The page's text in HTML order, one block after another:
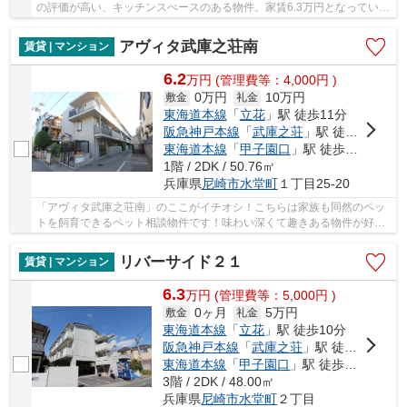
の評価が高い、キッチンスぺースのある物件。家賃6.3万円となっている
賃貸 | マンション
アヴィタ武庫之荘南
6.2万円 (管理費等：4,000円 )
敷金 0万円 礼金
10万円
東海道本線 「立花」駅 徒歩11分
阪急神戸本線 「武庫之荘」駅 徒歩18分
東海道本線 「甲子園口 」駅 徒歩30分
1階 / 2DK / 50.76㎡
兵庫県尼崎市水堂町１丁目25-20
「アヴィタ武庫之荘南」のここがイチオシ！こちらは家族も同然のペッ
トを飼育できるペット相談物件です！味わい深くて趣きある物件が好き
賃貸 | マンション
リバーサイド２１
6.3万円 (管理費等：5,000円 )
敷金 0ヶ月 礼金 5万円
東海道本線 「立花 」駅 徒歩10分
阪急神戸本線 「武庫之荘 」駅 徒歩17分
東海道本線 「甲子園口 」駅 徒歩28分
3階 / 2DK / 48.00㎡
兵庫県尼崎市水堂町２丁目